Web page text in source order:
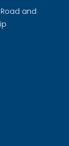
Road and